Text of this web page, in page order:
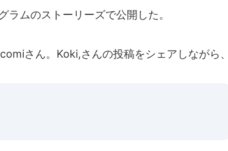
ムのストーリーズで公開した。
さん。Koki,さんの投稿をシェアしながら、